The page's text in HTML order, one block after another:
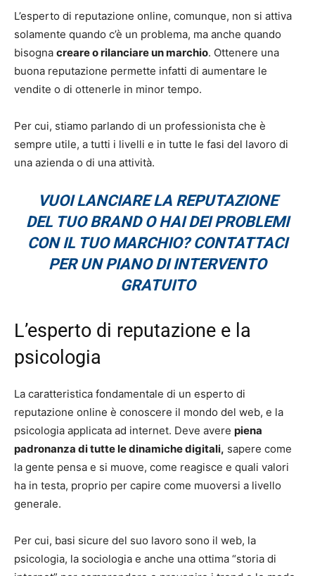
L’esperto di reputazione online, comunque, non si attiva
solamente quando c’è un problema, ma anche quando
bisogna creare o rilanciare un marchio. Ottenere una
buona reputazione permette infatti di aumentare le
vendite o di ottenerle in minor tempo.
Per cui, stiamo parlando di un professionista che è
sempre utile, a tutti i livelli e in tutte le fasi del lavoro di
una azienda o di una attività.
VUOI LANCIARE LA REPUTAZIONE
DEL TUO BRAND O HAI DEI PROBLEMI
CON IL TUO MARCHIO? CONTATTACI
PER UN PIANO DI INTERVENTO
GRATUITO
L’esperto di reputazione e la
psicologia
La caratteristica fondamentale di un esperto di
reputazione online è conoscere il mondo del web, e la
psicologia applicata ad internet. Deve avere piena
padronanza di tutte le dinamiche digitali, sapere come
la gente pensa e si muove, come reagisce e quali valori
ha in testa, proprio per capire come muoversi a livello
generale.
Per cui, basi sicure del suo lavoro sono il web, la
psicologia, la sociologia e anche una ottima “storia di